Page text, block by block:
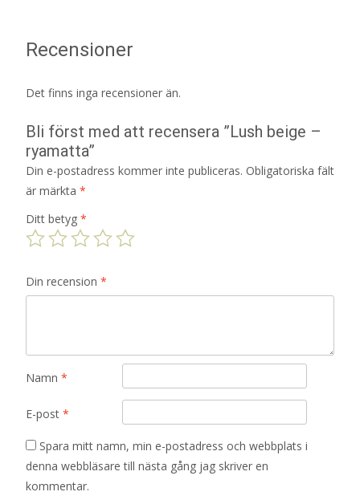
Recensioner
Det finns inga recensioner än.
Bli först med att recensera ”Lush beige –
ryamatta”
Din e-postadress kommer inte publiceras. Obligatoriska fält
är märkta *
Ditt betyg *
Din recension *
Namn *
E-post *
Spara mitt namn, min e-postadress och webbplats i
denna webbläsare till nästa gång jag skriver en
kommentar.